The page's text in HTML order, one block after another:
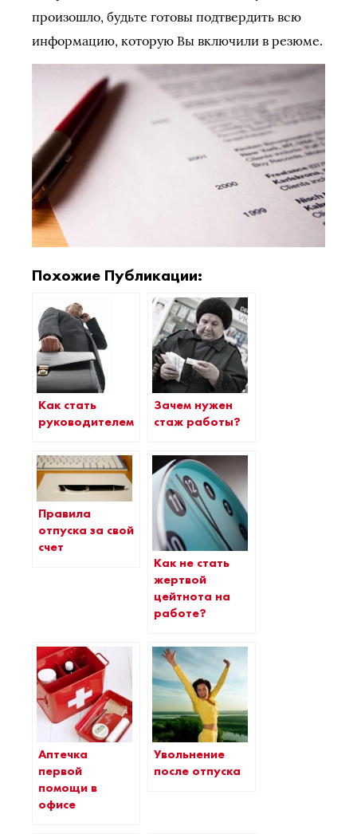
произошло, будьте готовы подтвердить всю
информацию, которую Вы включили в резюме.
Похожие Публикации:
Как стать
руководителем?
Зачем нужен
стаж работы?
Правила
отпуска за свой
счет
Как не стать
жертвой
цейтнота на
работе?
Аптечка
первой
помощи в
офисе
Увольнение
после отпуска